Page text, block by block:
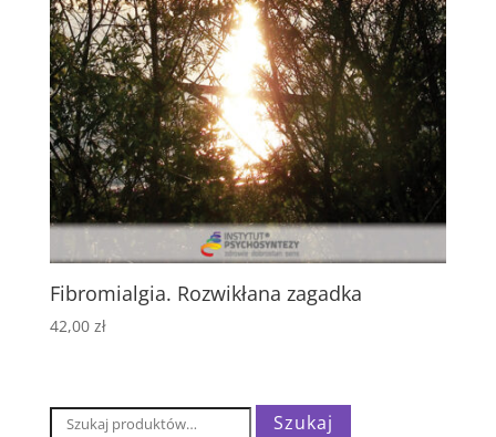
Fibromialgia. Rozwikłana zagadka
42,00 zł
Szukaj: Szukaj